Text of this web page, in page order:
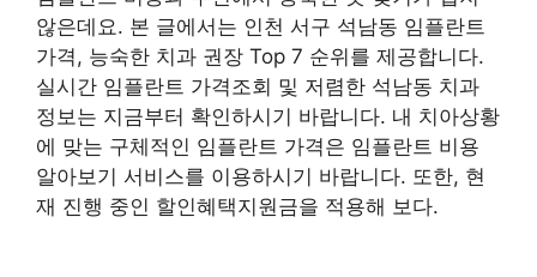
않은데요. 본 글에서는 인천 서구 석남동 임플란트
가격, 능숙한 치과 권장 Top 7 순위를 제공합니다.
실시간 임플란트 가격조회 및 저렴한 석남동 치과
정보는 지금부터 확인하시기 바랍니다. 내 치아상황
에 맞는 구체적인 임플란트 가격은 임플란트 비용
알아보기 서비스를 이용하시기 바랍니다. 또한, 현
재 진행 중인 할인혜택지원금을 적용해 보다.